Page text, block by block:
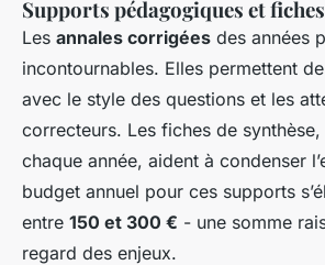
Supports pédagogiques et
Les annales corrigées des années
incontournables. Elles permettent
avec le style des questions et les
correcteurs. Les fiches de synthèse,
chaque année, aident à condenser
budget annuel pour ces supports
entre 150 et 300 € - une somme
regard des enjeux.